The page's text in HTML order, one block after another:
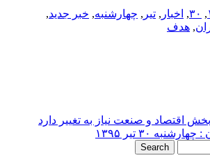
, ۳۰, اخبار , تیر , چهارشنبه, خبر جدید,
, هدف
اقتصاد و صنعت نیاز به تغییر دارد
۳۰ تیر ۱۳۹۵